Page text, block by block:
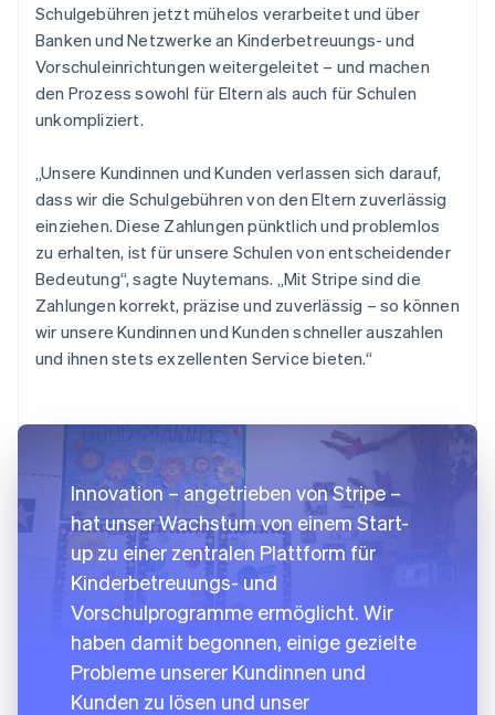
Schulgebühren jetzt mühelos verarbeitet und über
Banken und Netzwerke an Kinderbetreuungs- und
Vorschuleinrichtungen weitergeleitet – und machen
den Prozess sowohl für Eltern als auch für Schulen
unkompliziert.
„Unsere Kundinnen und Kunden verlassen sich darauf,
dass wir die Schulgebühren von den Eltern zuverlässig
einziehen. Diese Zahlungen pünktlich und problemlos
zu erhalten, ist für unsere Schulen von entscheidender
Bedeutung“, sagte Nuytemans. „Mit Stripe sind die
Zahlungen korrekt, präzise und zuverlässig – so können
wir unsere Kundinnen und Kunden schneller auszahlen
und ihnen stets exzellenten Service bieten.“
Innovation – angetrieben von Stripe –
hat unser Wachstum von einem Start-
up zu einer zentralen Plattform für
Kinderbetreuungs- und
Vorschulprogramme ermöglicht. Wir
haben damit begonnen, einige gezielte
Probleme unserer Kundinnen und
Kunden zu lösen und unser